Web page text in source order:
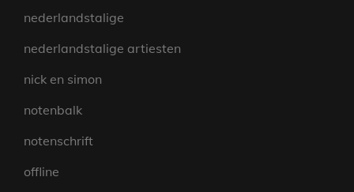
nederlandstalige
nederlandstalige artiesten
nick en simon
notenbalk
notenschrift
offline